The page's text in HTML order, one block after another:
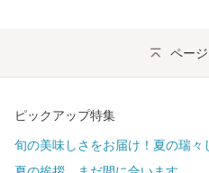
ペー
ピックアップ特集
旬の美味しさをお届け！夏の瑞々